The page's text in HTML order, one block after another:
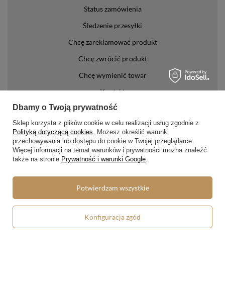
Status zamówienia
Śledzenie przesyłki
Chcę zareklamować produkt
Chcę zwrócić produkt
Chcę wymienić towar
Kontakt
Regulaminy
Regulamin
Lista form płatności
Zasady dotyczące zwrotów
Formy dostawy
Dbamy o Twoją prywatność
Sklep korzysta z plików cookie w celu realizacji usług zgodnie z
Polityką dotyczącą cookies. Możesz określić warunki
przechowywania lub dostępu do cookie w Twojej przeglądarce.
Więcej informacji na temat warunków i prywatności można znaleźć
także na stronie Prywatność i warunki Google.
Konfiguracja zgód
Potwierdzam wszystkie